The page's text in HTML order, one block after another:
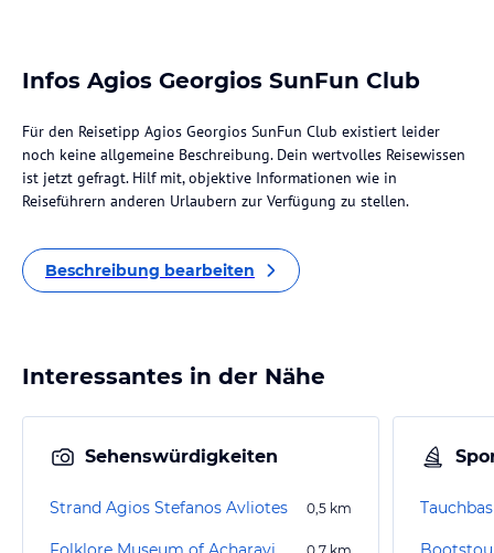
Infos Agios Georgios SunFun Club
Für den Reisetipp Agios Georgios SunFun Club existiert leider
noch keine allgemeine Beschreibung. Dein wertvolles Reisewissen
ist jetzt gefragt. Hilf mit, objektive Informationen wie in
Reiseführern anderen Urlaubern zur Verfügung zu stellen.
Beschreibung bearbeiten
Interessantes in der Nähe
Sehenswürdigkeiten
Strand Agios Stefanos Avliotes 0,5 km